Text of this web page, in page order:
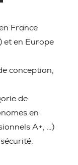
France
et en Europe
conception,
de
en
A+, …)